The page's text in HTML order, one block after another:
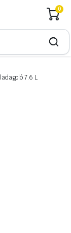
0
7.6 L